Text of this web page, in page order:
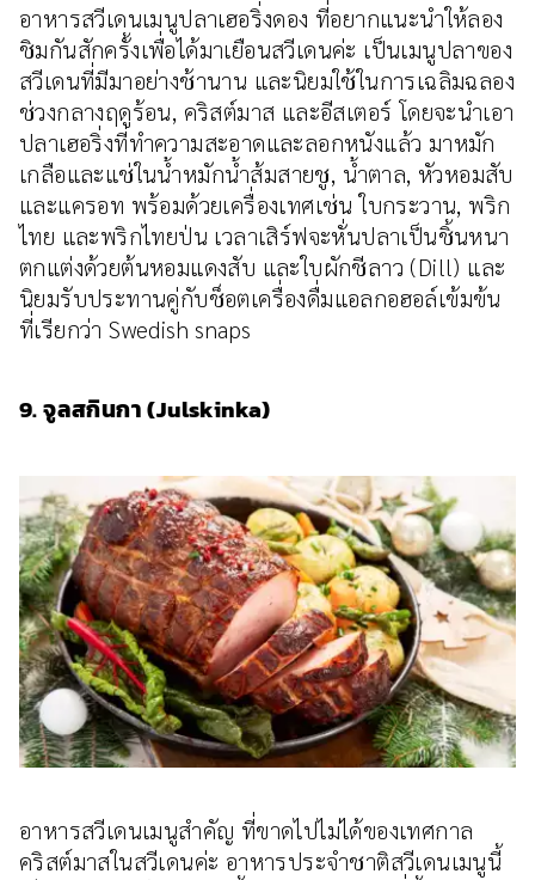
อาหารสวีเดนเมนูปลาเฮอริ่งดอง ที่อยากแนะนำให้ลอง
ชิมกันสักครั้งเพื่อได้มาเยือนสวีเดนค่ะ เป็นเมนูปลาของ
สวีเดนที่มีมาอย่างช้านาน และนิยมใช้ในการเฉลิมฉลอง
ช่วงกลางฤดูร้อน, คริสต์มาส และอีสเตอร์ โดยจะนำเอา
ปลาเฮอริ่งที่ทำความสะอาดและลอกหนังแล้ว มาหมัก
เกลือและแช่ในน้ำหมักน้ำส้มสายชู, น้ำตาล, หัวหอมสับ
และแครอท พร้อมด้วยเครื่องเทศเช่น ใบกระวาน, พริก
ไทย และพริกไทยป่น เวลาเสิร์ฟจะหั่นปลาเป็นชิ้นหนา
ตกแต่งด้วยต้นหอมแดงสับ และใบผักชีลาว (Dill) และ
นิยมรับประทานคู่กับช็อตเครื่องดื่มแอลกอฮอล์เข้มข้น
ที่เรียกว่า Swedish snaps
9. จูลสกินกา (Julskinka)
อาหารสวีเดนเมนูสำคัญ ที่ขาดไปไม่ได้ของเทศกาล
คริสต์มาสในสวีเดนค่ะ อาหารประจำชาติสวีเดนเมนูนี้